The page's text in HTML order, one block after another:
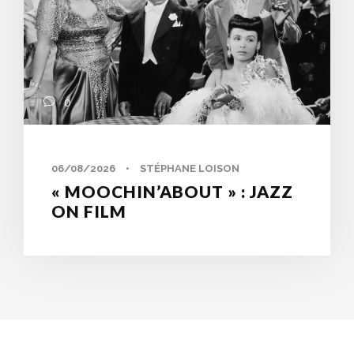
0
06/08/2026 • STÉPHANE LOISON
« MOOCHIN’ABOUT » : JAZZ
ON FILM